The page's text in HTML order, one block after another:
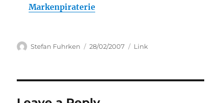
Markenpiraterie
Author
Stefan Fuhrken
Posted
28/02/2007 Categories
Link